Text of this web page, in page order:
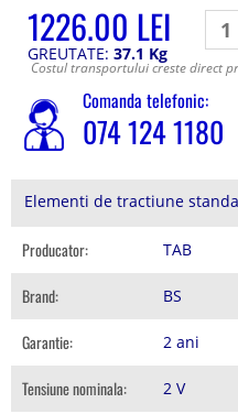
1226.00 LEI
GREUTATE: 37.1 Kg
Costul transportului creste direct
Comanda telefonic:
074 124 1180
Elementi de tractiune
Producator: TAB
Brand: BS
Garantie: 2 ani
Tensiune nominala: 2 V